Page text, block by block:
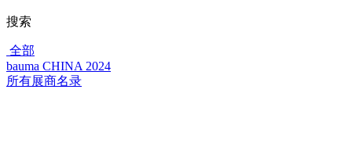
搜索
全部
bauma CHINA 2024
所有展商名录